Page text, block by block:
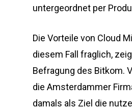
untergeordnet per
Die Vorteile von Cloud
diesem Fall fraglich,
Befragung des Bitkom.
die Amsterdammer
damals als Ziel die